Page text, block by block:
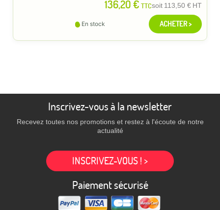
136,20 € TTCsoit 113,50 € HT
En stock ACHETER >
Inscrivez-vous à la newsletter
Recevez toutes nos promotions et restez à l'écoute de notre
actualité
INSCRIVEZ-VOUS ! >
Paiement sécurisé